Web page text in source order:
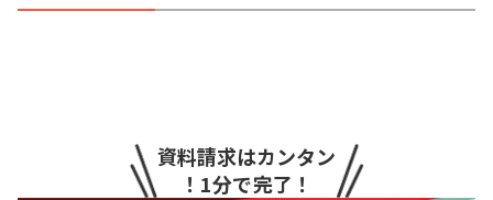
資料請求はカンタン
！1分で完了！